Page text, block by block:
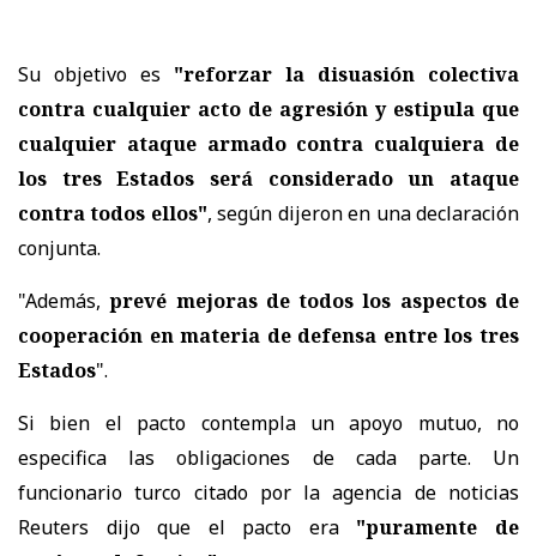
Su objetivo es "reforzar la disuasión colectiva
contra cualquier acto de agresión y estipula que
cualquier ataque armado contra cualquiera de
los tres Estados será considerado un ataque
contra todos ellos", según dijeron en una declaración
conjunta.
"Además,prevé mejoras de todos los aspectos de
cooperación en materia de defensa entre los tres
Estados".
Si bien el pacto contempla un apoyo mutuo, no
especifica las obligaciones de cada parte. Un
funcionario turco citado por la agencia de noticias
Reuters dijo que el pacto era "puramente de